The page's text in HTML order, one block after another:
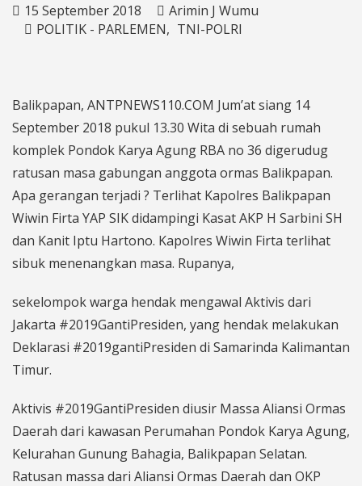
15 September 2018
Arimin J Wumu
POLITIK - PARLEMEN
TNI-POLRI
Balikpapan, ANTPNEWS110.COM Jum’at siang 14
September 2018 pukul 13.30 Wita di sebuah rumah
komplek Pondok Karya Agung RBA no 36 digerudug
ratusan masa gabungan anggota ormas Balikpapan.
Apa gerangan terjadi ? Terlihat Kapolres Balikpapan
Wiwin Firta YAP SIK didampingi Kasat AKP H Sarbini SH
dan Kanit Iptu Hartono. Kapolres Wiwin Firta terlihat
sibuk menenangkan masa. Rupanya,
sekelompok warga hendak mengawal Aktivis dari
Jakarta #2019GantiPresiden, yang hendak melakukan
Deklarasi #2019gantiPresiden di Samarinda Kalimantan
Timur.
Aktivis #2019GantiPresiden diusir Massa Aliansi Ormas
Daerah dari kawasan Perumahan Pondok Karya Agung,
Kelurahan Gunung Bahagia, Balikpapan Selatan.
Ratusan massa dari Aliansi Ormas Daerah dan OKP